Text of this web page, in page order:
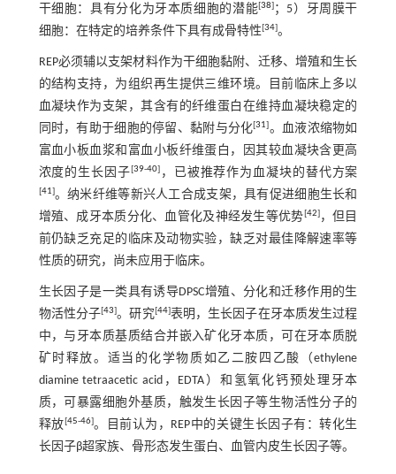
干细胞：具有分化为牙本质细胞的潜能[38] ；5）牙周膜干
细胞：在特定的培养条件下具有成骨特性[34]。
REP必须辅以支架材料作为干细胞黏附、迁移、增殖和生长
的结构支持，为组织再生提供三维环境。目前临床上多以
血凝块作为支架，其含有的纤维蛋白在维持血凝块稳定的
同时，有助于细胞的停留、黏附与分化[31]。血液浓缩物如
富血小板血浆和富血小板纤维蛋白，因其较血凝块含更高
浓度的生长因子[39-40]，已被推荐作为血凝块的替代方案
[41]。纳米纤维等新兴人工合成支架，具有促进细胞生长和
增殖、成牙本质分化、血管化及神经发生等优势[42]，但目
前仍缺乏充足的临床及动物实验，缺乏对最佳降解速率等
性质的研究，尚未应用于临床。
生长因子是一类具有诱导DPSC增殖、分化和迁移作用的生
物活性分子[43]。研究[44]表明，生长因子在牙本质发生过程
中，与牙本质基质结合并嵌入矿化牙本质，可在牙本质脱
矿时释放。适当的化学物质如乙二胺四乙酸（ethylene
diamine tetraacetic acid，EDTA）和氢氧化钙预处理牙本
质，可暴露细胞外基质，触发生长因子等生物活性分子的
释放[45-46]。目前认为，REP中的关键生长因子有：转化生
长因子β超家族、骨形态发生蛋白、血管内皮生长因子等。